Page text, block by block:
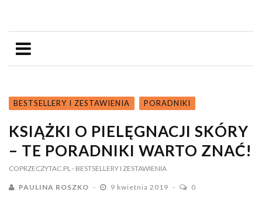
BESTSELLERY I ZESTAWIENIA PORADNIKI
KSIĄŻKI O PIELĘGNACJI SKÓRY
– TE PORADNIKI WARTO ZNAĆ!
COPRZECZYTAC.PL - BESTSELLERY I ZESTAWIENIA
PAULINA ROSZKO 9 kwietnia 2019 0